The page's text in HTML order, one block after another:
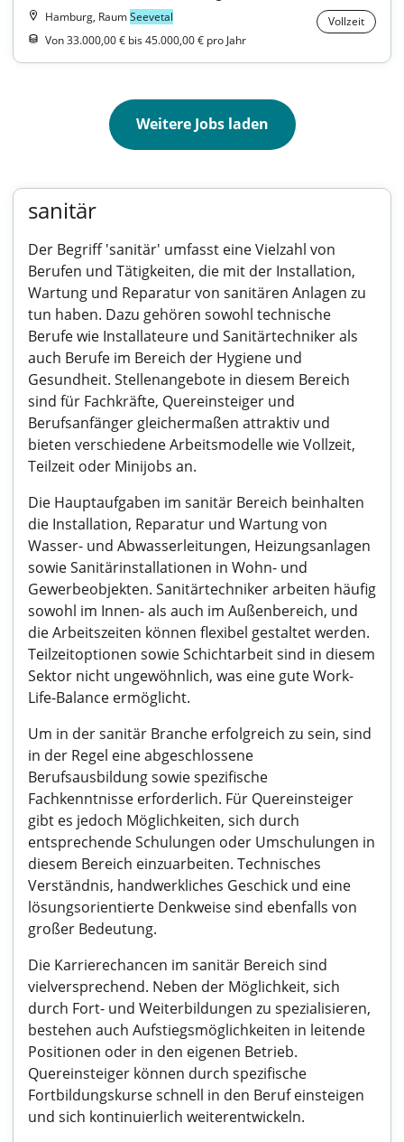
Hamburg, RaumSeevetal
Vollzeit
Von 33.000,00 € bis 45.000,00 € pro Jahr
Weitere Jobs laden
sanitär
Der Begriff 'sanitär' umfasst eine Vielzahl von
Berufen und Tätigkeiten, die mit der Installation,
Wartung und Reparatur von sanitären Anlagen zu
tun haben. Dazu gehören sowohl technische
Berufe wie Installateure und Sanitärtechniker als
auch Berufe im Bereich der Hygiene und
Gesundheit. Stellenangebote in diesem Bereich
sind für Fachkräfte, Quereinsteiger und
Berufsanfänger gleichermaßen attraktiv und
bieten verschiedene Arbeitsmodelle wie Vollzeit,
Teilzeit oder Minijobs an.
Die Hauptaufgaben im sanitär Bereich beinhalten
die Installation, Reparatur und Wartung von
Wasser- und Abwasserleitungen, Heizungsanlagen
sowie Sanitärinstallationen in Wohn- und
Gewerbeobjekten. Sanitärtechniker arbeiten häufig
sowohl im Innen- als auch im Außenbereich, und
die Arbeitszeiten können flexibel gestaltet werden.
Teilzeitoptionen sowie Schichtarbeit sind in diesem
Sektor nicht ungewöhnlich, was eine gute Work-
Life-Balance ermöglicht.
Um in der sanitär Branche erfolgreich zu sein, sind
in der Regel eine abgeschlossene
Berufsausbildung sowie spezifische
Fachkenntnisse erforderlich. Für Quereinsteiger
gibt es jedoch Möglichkeiten, sich durch
entsprechende Schulungen oder Umschulungen in
diesem Bereich einzuarbeiten. Technisches
Verständnis, handwerkliches Geschick und eine
lösungsorientierte Denkweise sind ebenfalls von
großer Bedeutung.
Die Karrierechancen im sanitär Bereich sind
vielversprechend. Neben der Möglichkeit, sich
durch Fort- und Weiterbildungen zu spezialisieren,
bestehen auch Aufstiegsmöglichkeiten in leitende
Positionen oder in den eigenen Betrieb.
Quereinsteiger können durch spezifische
Fortbildungskurse schnell in den Beruf einsteigen
und sich kontinuierlich weiterentwickeln.